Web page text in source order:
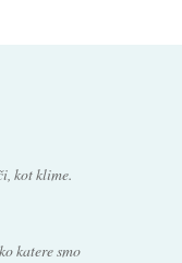
kot klime.
katere smo